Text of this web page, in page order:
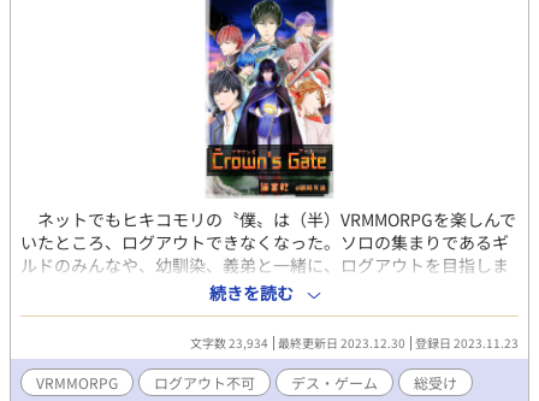
ネットでもヒキコモリの〝僕〟は（半）VRMMORPGを楽しんで
いたところ、ログアウトできなくなった。ソロの集まりであるギ
ルドのみんなや、幼馴染、義弟と一緒に、ログアウトを目指しま
す。そんあよくあるゲームものの物語。（☆）が弱性描写、
（★）が性描写、（※）が残酷描写です。ゲーム設定は飾りです
ので読み飛ばし推奨です。暇つぶしにでもご覧頂けたら幸いで
す。※2013年に人生で初めて書いたBL小説（完結済）を改稿して
の投稿となります。
続きを読む
文字数 23,934 最終更新日 2023.12.30 登録日 2023.11.23
VRMMORPG ログアウト不可 デス・ゲーム
総受け